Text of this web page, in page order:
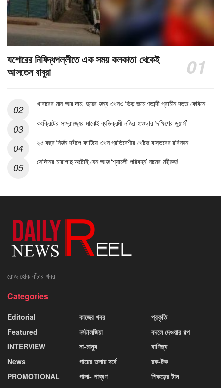
যশোরের নিষিদ্ধপল্লীতে এক সময় কলকাতা থেকেই
আসতেন বাবুরা
খাবারের মান আর দাম, দুয়ের জন্য এখনও ভিড় জমে শতাব্দী প্রাচীন দত্ত কেবিনে
কংক্রিটের সাম্রাজ্যের মাঝেই ব্যতিক্রমী নজির হাওড়ার ‘দক্ষিণের ডুয়ার্স’
২৫ বছর নির্জন দ্বীপে কাটিয়ে এখন প্রতিবেশীর খোঁজে বাস্তবের রবিনসন
সেদিনের চারাগাছ অটোই যেন আজ ‘শ্যামলী পরিবহন’ নামের মহীরুহ!
রোজ হোক বাঁচার খবর
Categories
Editorial
Featured
INTERVIEW
News
PROMOTIONAL
কাজের খবর
নস্টালজিয়া
না-মানুষ
পায়ের তলায় সর্ষে
পালা- পাব্বণ
প্রকৃতি
বদলে দেওয়ার গল্প
বাণিজ্য
রক-টক
শিকড়ের টান